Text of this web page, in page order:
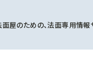
面屋のための、法面専用情報